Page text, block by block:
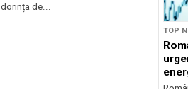
dorința de...
TOP